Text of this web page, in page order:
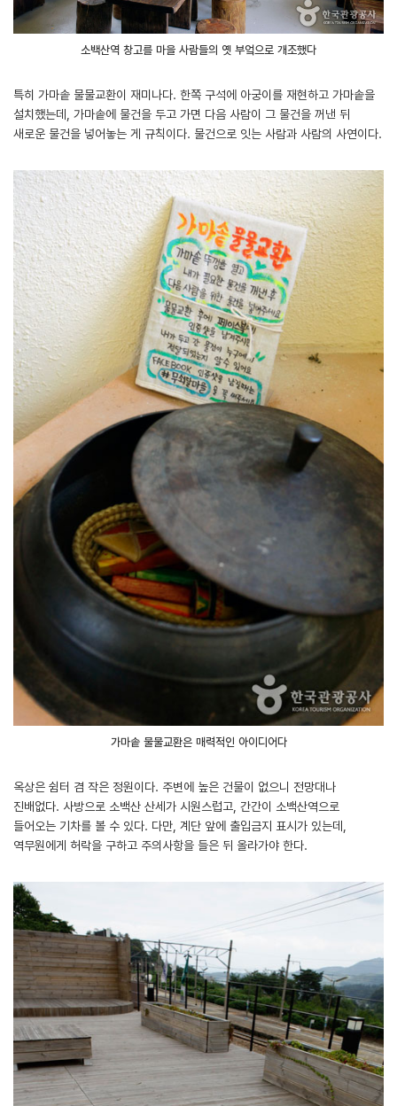
소백산역 창고를 마을 사람들의 옛 부엌으로 개조했다
특히 가마솥 물물교환이 재미나다. 한쪽 구석에 아궁이를 재현하고 가마솥을
설치했는데, 가마솥에 물건을 두고 가면 다음 사람이 그 물건을 꺼낸 뒤
새로운 물건을 넣어놓는 게 규칙이다. 물건으로 잇는 사람과 사람의 사연이다.
가마솥 물물교환은 매력적인 아이디어다
옥상은 쉼터 겸 작은 정원이다. 주변에 높은 건물이 없으니 전망대나
진배없다. 사방으로 소백산 산세가 시원스럽고, 간간이 소백산역으로
들어오는 기차를 볼 수 있다. 다만, 계단 앞에 출입금지 표시가 있는데,
역무원에게 허락을 구하고 주의사항을 들은 뒤 올라가야 한다.